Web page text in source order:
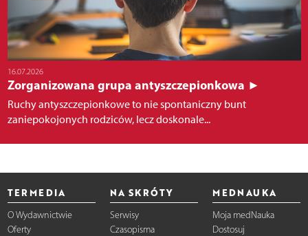
16.07.2026
Zorganizowana grupa antyszczepionkowa ►
Ruchy antyszczepionkowe to nie spontaniczny bunt
zaniepokojonych rodziców, lecz doskonale...
TERMEDIA
O Wydawnictwie
Oferty
NA SKRÓTY
Serwisy
Czasopisma
MEDNAUKA
Moja medNauka
Dostosuj